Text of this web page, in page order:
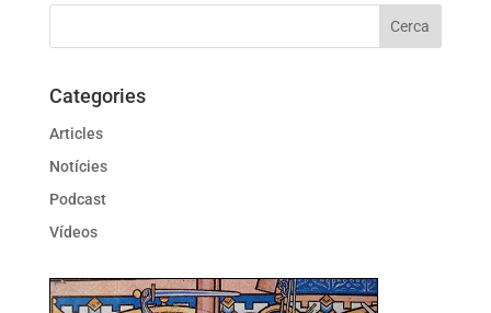
Categories
Articles
Notícies
Podcast
Vídeos